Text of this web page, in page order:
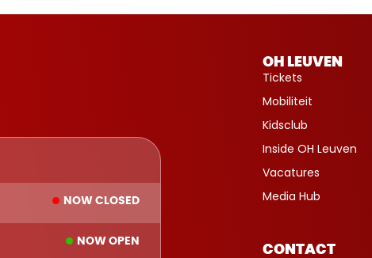
NOW CLOSED
NOW OPEN
OH LEUVEN
Tickets
Mobiliteit
Kidsclub
Inside OH Leuven
Vacatures
Media Hub
CONTACT